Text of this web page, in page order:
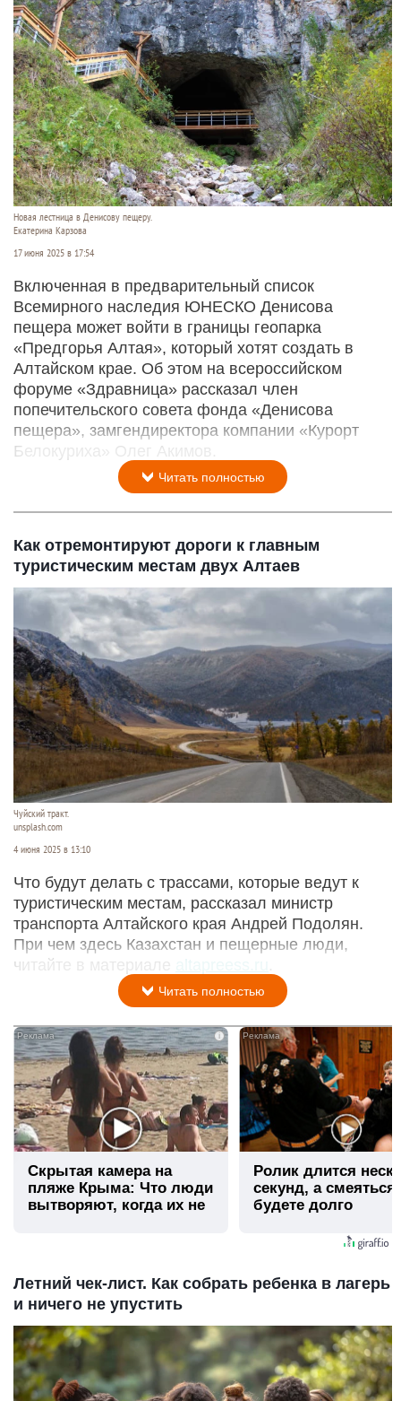
Новая лестница в Денисову пещеру.
Екатерина Карзова
17 июня 2025 в 17:54
Включенная в предварительный список
Всемирного наследия ЮНЕСКО Денисова
пещера может войти в границы геопарка
«Предгорья Алтая», который хотят создать в
Алтайском крае. Об этом на всероссийском
форуме «Здравница» рассказал член
попечительского совета фонда «Денисова
пещера», замгендиректора компании «Курорт
Белокуриха» Олег Акимов.
Читать полностью
Как отремонтируют дороги к главным
туристическим местам двух Алтаев
Чуйский тракт.
unsplash.com
4 июня 2025 в 13:10
Что будут делать с трассами, которые ведут к
туристическим местам, рассказал министр
транспорта Алтайского края Андрей Подолян.
При чем здесь Казахстан и пещерные люди,
читайте в материале
altapreess.ru
Читать полностью
i
Скрытая камера на
пляже Крыма: Что люди
вытворяют, когда их не
Ролик длится
секунд, а
будете долго
Летний чек-лист. Как собрать ребенка в лагерь
и ничего не упустить